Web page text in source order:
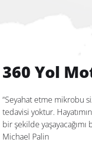
360 Yol
“Seyahat etme mikrobu
tedavisi yoktur.
bir şekilde
Michael Palin